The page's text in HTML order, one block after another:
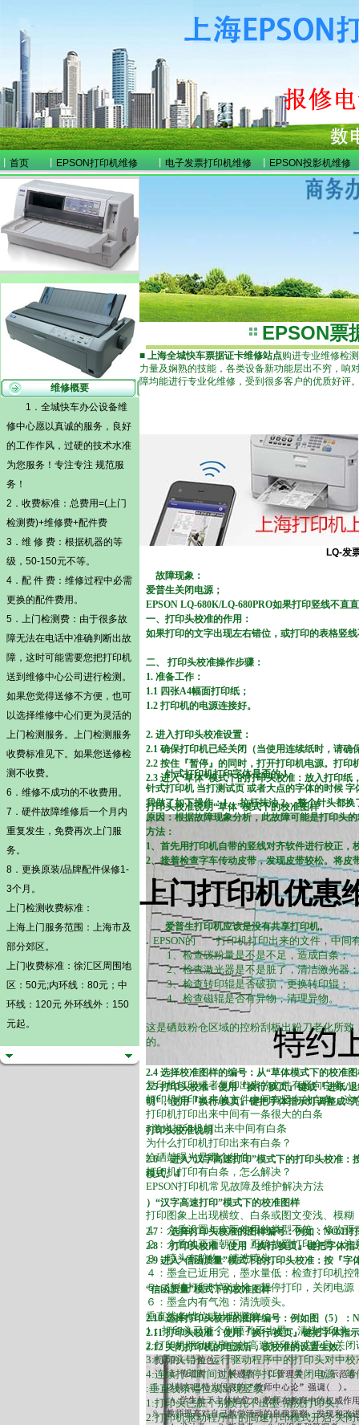
首页 EPSON打印机维修 电子发票打印机维修 EPSON投影机维修
维修概要
1．全城快车办公设备维
修中心愿以真诚的服务，良好
的工作作风，过硬的技术水准
为您服务！专注专注 规范服
务！
2．收费标准：总费用=(上门
检测 费)+维修费+配件费
3．维 修 费：根据机器的等
级，50-150元不等。
4．配 件 费：维修过程中必需
更换的配件费用。
5． 上门检测 费：由于很多故
障无法在电话中准确判断出故
障，这时可能需要您把打印机
送到维修中心公司进行检测。
如果您觉得送修不方便，也可
以选择维修中心们更为灵活的
上门检测 服务。 上门检测 服务
收费标准见下。如果您送修检
测不收费。
6．维修不成功的不收费用。
7．硬件故障维修后一个月内
重复发生，免费再次上门服
务。
8．更换原装/品牌配件保修1-
3个月。
上门检测收费标准：
上海上门服务范围：上海市及
部分郊区。
上门收费标准：徐汇区周围地
区：50元;内环线：80元；中
环线：120元 外环线外：150
元起。
EPSON票
■ 上海全城快车票据证卡维修站点购进专业维修检
力量及娴熟的技能，各类设备新功能层出不穷，响
障均能进行专业化维修，受到很多客户的优质好评
LQ-发
故障现象：
爱普生关闭电源；
EPSON LQ-680K/LQ-680PRO如果打印竖线不直
一、打印头校准的作用：
如果打印的文字出现左右错位，或打印的表格竖
二、 打印头校准操作步骤：
1. 准备工作：
1.1 四张A4幅面打印纸；
1.2 打印机的电源连接好。
2. 进入打印头校准设置：
2.1 确保打印机已经关闭（当使用连续纸时，请确
2.2 按住『暂停』的同时，打开打印机电源。打印
2.3 进入“草体”模式下的打印头校准：放入打印
打印头校准说明“草体”模式下的校准图样
2.4 选择校准图样的编号：从“草体模式下的校准
2.5 打印头校准：使用『换行/换页』键或『进纸/
明”，使用『换行/换页』键把字体指示灯调整成“
打印头校准说明
2.6 进入“汉字高速打印”模式下的打印头校准：
模式。4
）“汉字高速打印”模式下的校准图样
2.7 选择打印头校准的图样编号：例如：NO.11
2.8 打印头校准：使用『换行/换页』键把字体指
2.9 进入“信函质量”模式下的打印头校准：按『
“信函质量”模式下的校准图样
2.10 选择打印头校准的图样编号：例如图（5）：
2.11 打印头校准：使用『换行/换页』键把字体
2.12 关闭打印机的电源后，该校准的设置生效。
针式打印机打印字体是歪的 1
针式打印机 当打测试页 或者大点的字体的时候
我做了如下操作：1、 拉杆抹油 2、 整个针头都
原因：根据故障现象分析，此故障可能是打印头
方法：
1、首先用打印机自带的竖线对齐软件进行校正，
2、接着检查字车传动皮带，发现皮带较松。将皮
上门打印机优惠
爱普生打印机应该是没有共享打印机。
. EPSON的 打印机打印出来的文件，中间
1、检查碳粉量是不是不足，造成白条；
2、检查激光器是不是脏了，清洁激光器；
3、检查转印辊是否破损，更换转印辊；
4、检查磁辊是否有异物，清理异物。
这是硒鼓粉仓区域的控粉刮板出粉刀老化所
的。
复印机打印或者复印出来的文件有竖向白条。
打印机打印出来的文件中间有竖向的白条，这
打印机打印出来中间有一条很大的白条
3激光打印机打出来中间有白条
为什么打印机打印出来有白条？
给硒鼓曝光是哪个组件
打印机打印有白条，怎么解决？
EPSON打印机常见故障及维护解决方法
打印图象上出现横纹、白条或图文变浅、模糊
１：介质设置与实际使用的类型不符：修改
２：介质的正面朝下：正确放置打印介质，注
３：喷头有脏物：清洗喷头。
４：墨盒已近用完，墨水量低：检查打印机
５：连续打印时间过长：暂停打印，关闭电源
６：墨盒内有气泡：清洗喷头。
垂直线条错位或出现竖纹
1：打印头已脏个别喷孔不出墨：清洗打印头
2:打印机驱动程序中的高速打印模式开启:关闭
3:打印头错位:运行驱动程序中的打印头对中校
4:连续打印时间过长:暂停打印，关闭电源，等
:垂直线条错位或出现竖纹
1:打印头已脏个别喷孔不出墨:清洗打印头。
2:打印机驱动程序中的高速打印模式开启:关闭